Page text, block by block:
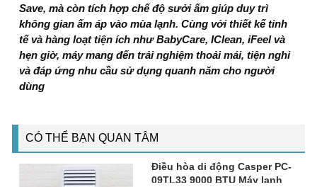
Save, mà còn tích hợp chế độ sưởi ấm giúp duy trì
không gian ấm áp vào mùa lạnh. Cùng với thiết kế tinh
tế và hàng loạt tiện ích như BabyCare, IClean, iFeel và
hẹn giờ, máy mang đến trải nghiệm thoải mái, tiện nghi
và đáp ứng nhu cầu sử dụng quanh năm cho người
dùng
CÓ THỂ BẠN QUAN TÂM
Điều hòa di động Casper PC-
09TL33 9000 BTU Máy lạnh